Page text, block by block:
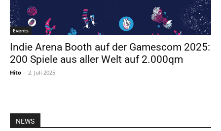
Events
Indie Arena Booth auf der Gamescom 2025:
200 Spiele aus aller Welt auf 2.000qm
Hito - 2. Juli 2025
NEWS